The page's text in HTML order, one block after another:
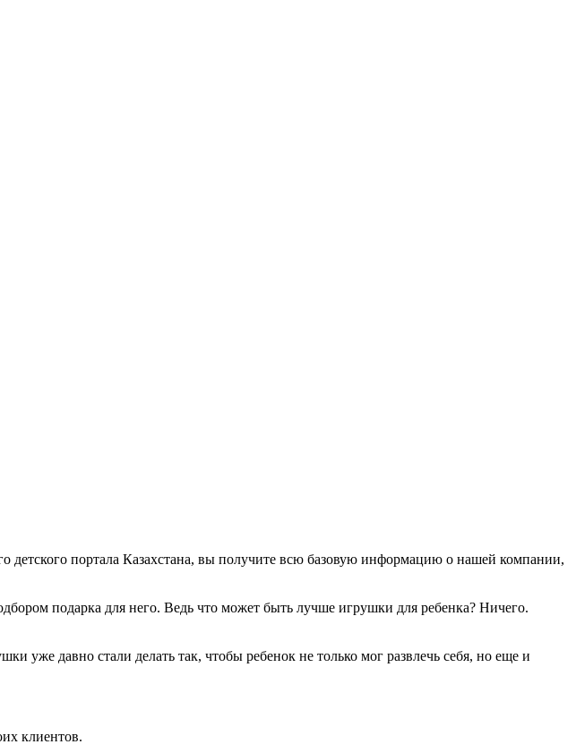
портала Казахстана, вы получите всю базовую информацию о нашей компании,
подарка для него. Ведь что может быть лучше игрушки для ребенка? Ничего.
уже давно стали делать так, чтобы ребенок не только мог развлечь себя, но еще и
клиентов.